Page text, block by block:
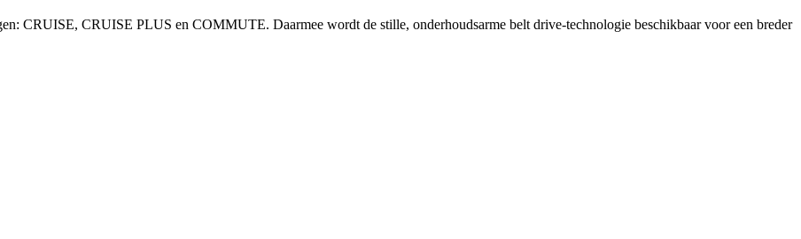
CRUISE, CRUISE PLUS en COMMUTE. Daarmee wordt de stille, onderhoudsarme belt drive-technologie beschikbaar voor een breder